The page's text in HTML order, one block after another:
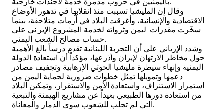
وقال إن المليشيا تسببت منذ انقلابها في تدهور الأوضاع
الاقتصادية والإنسانية، وأغرقت البلاد في أزمات متلاحقة، بينما
سخّرت مقدرات اليمن وثرواته لخدمة المشروع الإيراني على
حساب مصالح الشعب اليمني.
وشدد الإرياني على أن التجربة اللبنانية تقدم درساً بالغ الأهمية
حول مخاطر الارتهان لإيران وأذرعها، مؤكداً أن استعادة الدولة
اليمنية وإنهاء سيطرة مليشيا الحوثي الإرهابية وتجفيف مصادر
دعمها وتمويلها تمثل خطوات ضرورية لحماية اليمن من
استمرار الاستنزاف، واستعادة الأمن والاستقرار، وتمكين البلاد
من استعادة دورها الطبيعي بعيداً عن مشاريع الهيمنة والتبعية
التي لم تجلب للشعوب سوى الدمار والمعاناة.